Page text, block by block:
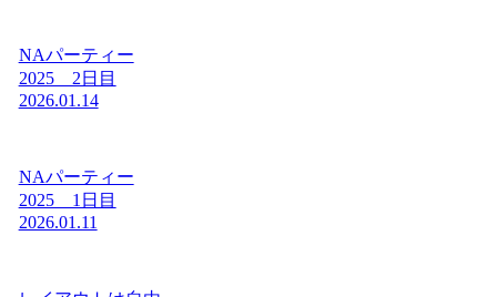
NAパーティー
2025 2日目
2026.01.14
NAパーティー
2025 1日目
2026.01.11